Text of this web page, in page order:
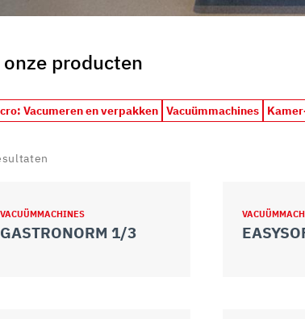
producten
Vacumeren en verpakken Vacuümmachines
VACUÜMMACHINES
GASTRONORM 1/3